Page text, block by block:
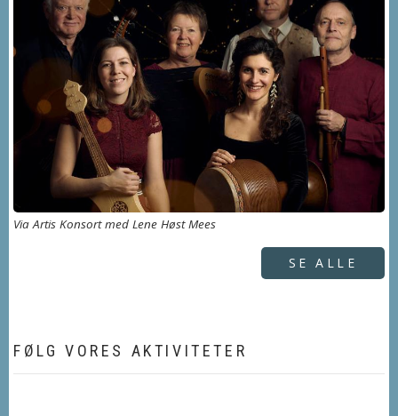
Via Artis Konsort med Lene Høst Mees
SE ALLE
FØLG VORES AKTIVITETER